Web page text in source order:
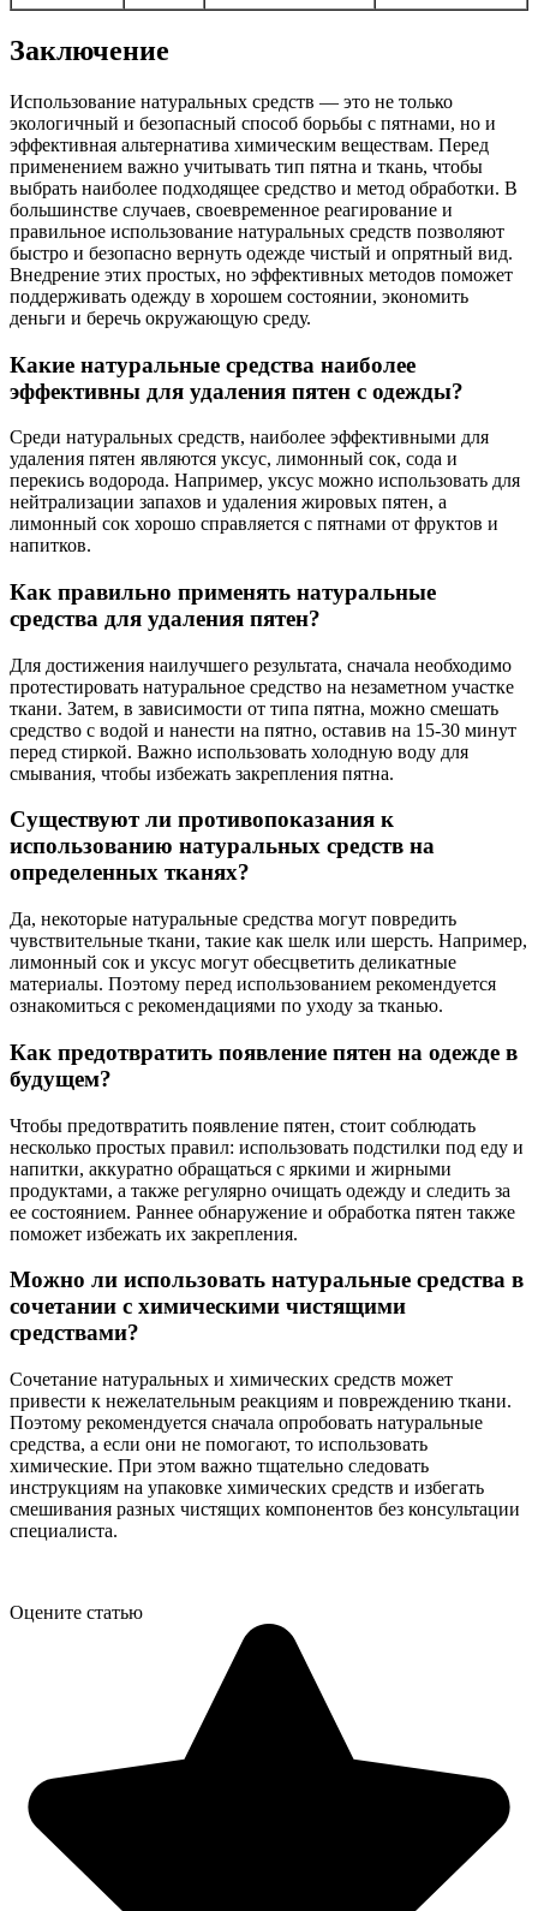
Заключение
Использование натуральных средств — это не только
экологичный и безопасный способ борьбы с пятнами, но и
эффективная альтернатива химическим веществам. Перед
применением важно учитывать тип пятна и ткань, чтобы
выбрать наиболее подходящее средство и метод обработки. В
большинстве случаев, своевременное реагирование и
правильное использование натуральных средств позволяют
быстро и безопасно вернуть одежде чистый и опрятный вид.
Внедрение этих простых, но эффективных методов поможет
поддерживать одежду в хорошем состоянии, экономить
деньги и беречь окружающую среду.
Какие натуральные средства наиболее
эффективны для удаления пятен с одежды?
Среди натуральных средств, наиболее эффективными для
удаления пятен являются уксус, лимонный сок, сода и
перекись водорода. Например, уксус можно использовать для
нейтрализации запахов и удаления жировых пятен, а
лимонный сок хорошо справляется с пятнами от фруктов и
напитков.
Как правильно применять натуральные
средства для удаления пятен?
Для достижения наилучшего результата, сначала необходимо
протестировать натуральное средство на незаметном участке
ткани. Затем, в зависимости от типа пятна, можно смешать
средство с водой и нанести на пятно, оставив на 15-30 минут
перед стиркой. Важно использовать холодную воду для
смывания, чтобы избежать закрепления пятна.
Существуют ли противопоказания к
использованию натуральных средств на
определенных тканях?
Да, некоторые натуральные средства могут повредить
чувствительные ткани, такие как шелк или шерсть. Например,
лимонный сок и уксус могут обесцветить деликатные
материалы. Поэтому перед использованием рекомендуется
ознакомиться с рекомендациями по уходу за тканью.
Как предотвратить появление пятен на одежде в
будущем?
Чтобы предотвратить появление пятен, стоит соблюдать
несколько простых правил: использовать подстилки под еду и
напитки, аккуратно обращаться с яркими и жирными
продуктами, а также регулярно очищать одежду и следить за
ее состоянием. Раннее обнаружение и обработка пятен также
поможет избежать их закрепления.
Можно ли использовать натуральные средства в
сочетании с химическими чистящими
средствами?
Сочетание натуральных и химических средств может
привести к нежелательным реакциям и повреждению ткани.
Поэтому рекомендуется сначала опробовать натуральные
средства, а если они не помогают, то использовать
химические. При этом важно тщательно следовать
инструкциям на упаковке химических средств и избегать
смешивания разных чистящих компонентов без консультации
специалиста.
Оцените статью